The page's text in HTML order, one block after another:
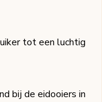
tot een luchtig
bij de eidooiers in